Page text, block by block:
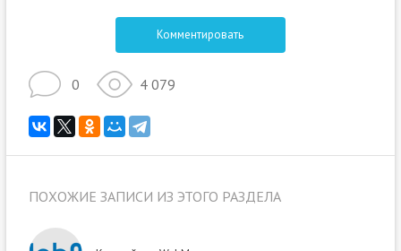
Комментировать
0 4 079
ПОХОЖИЕ ЗАПИСИ ИЗ ЭТОГО РАЗДЕЛА